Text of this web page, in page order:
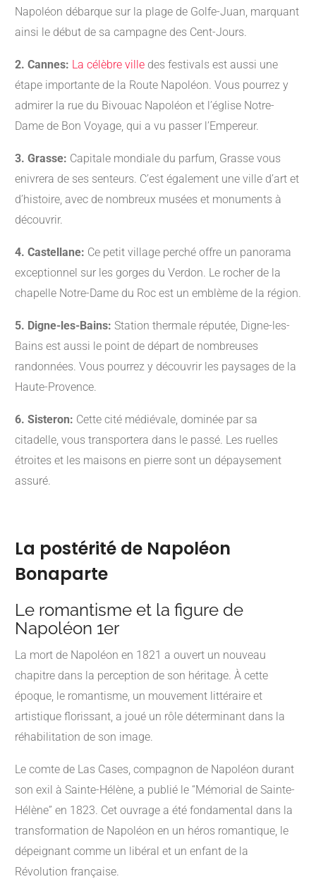
Napoléon débarque sur la plage de Golfe-Juan, marquant
ainsi le début de sa campagne des Cent-Jours.
2. Cannes: La célèbre ville des festivals est aussi une
étape importante de la Route Napoléon. Vous pourrez y
admirer la rue du Bivouac Napoléon et l’église Notre-
Dame de Bon Voyage, qui a vu passer l’Empereur.
3. Grasse: Capitale mondiale du parfum, Grasse vous
enivrera de ses senteurs. C’est également une ville d’art et
d’histoire, avec de nombreux musées et monuments à
découvrir.
4. Castellane: Ce petit village perché offre un panorama
exceptionnel sur les gorges du Verdon. Le rocher de la
chapelle Notre-Dame du Roc est un emblème de la région.
5. Digne-les-Bains: Station thermale réputée, Digne-les-
Bains est aussi le point de départ de nombreuses
randonnées. Vous pourrez y découvrir les paysages de la
Haute-Provence.
6. Sisteron: Cette cité médiévale, dominée par sa
citadelle, vous transportera dans le passé. Les ruelles
étroites et les maisons en pierre sont un dépaysement
assuré.
La postérité de Napoléon
Bonaparte
Le romantisme et la figure de
Napoléon 1er
La mort de Napoléon en 1821 a ouvert un nouveau
chapitre dans la perception de son héritage. À cette
époque, le romantisme, un mouvement littéraire et
artistique florissant, a joué un rôle déterminant dans la
réhabilitation de son image.
Le comte de Las Cases, compagnon de Napoléon durant
son exil à Sainte-Hélène, a publié le “Mémorial de Sainte-
Hélène” en 1823. Cet ouvrage a été fondamental dans la
transformation de Napoléon en un héros romantique, le
dépeignant comme un libéral et un enfant de la
Révolution française.